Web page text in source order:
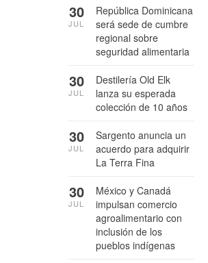
República Dominicana
será sede de cumbre
regional sobre
seguridad alimentaria
30
JUL
Destilería Old Elk
lanza su esperada
colección de 10 años
30
JUL
Sargento anuncia un
acuerdo para adquirir
La Terra Fina
30
JUL
México y Canadá
impulsan comercio
agroalimentario con
inclusión de los
pueblos indígenas
30
JUL